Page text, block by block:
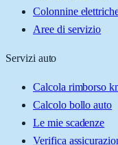
Colonnine
Aree di servizio
Servizi auto
Calcola rimborso
Calcolo bollo auto
Le mie scadenze
Verifica